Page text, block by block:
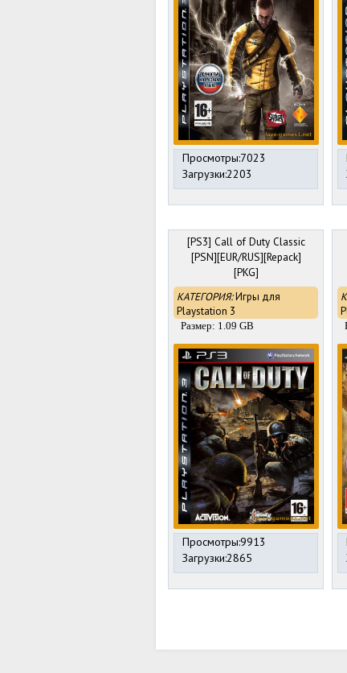
Просмотры:7023
Загрузки:2203
[PS3] Call of Duty Classic
[PSN][EUR/RUS][Repack]
[PKG]
КАТЕГОРИЯ:Игры для
Playstation 3
Размер: 1.09 GB
Просмотры:9913
Загрузки:2865